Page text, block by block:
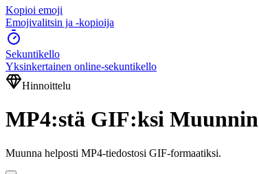
Kopioi emoji
Emojivalitsin ja -kopioija
Sekuntikello
Yksinkertainen online-sekuntikello
Hinnoittelu
MP4:stä GIF:ksi Muunnin
Muunna helposti MP4-tiedostosi GIF-formaatiksi.